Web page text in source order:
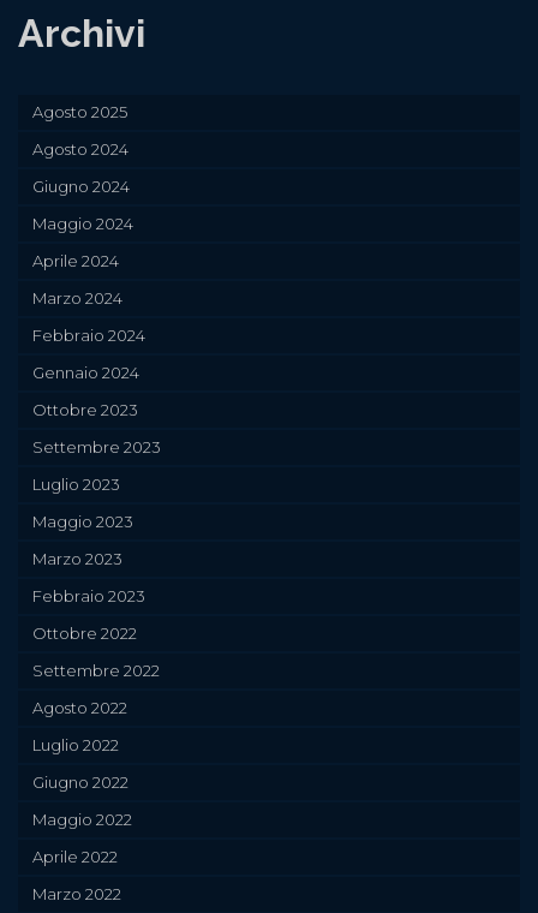
Archivi
Agosto 2025
Agosto 2024
Giugno 2024
Maggio 2024
Aprile 2024
Marzo 2024
Febbraio 2024
Gennaio 2024
Ottobre 2023
Settembre 2023
Luglio 2023
Maggio 2023
Marzo 2023
Febbraio 2023
Ottobre 2022
Settembre 2022
Agosto 2022
Luglio 2022
Giugno 2022
Maggio 2022
Aprile 2022
Marzo 2022